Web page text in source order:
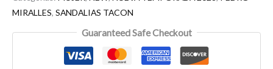
MIRALLES, SANDALIAS TACON
Guaranteed Safe Checkout